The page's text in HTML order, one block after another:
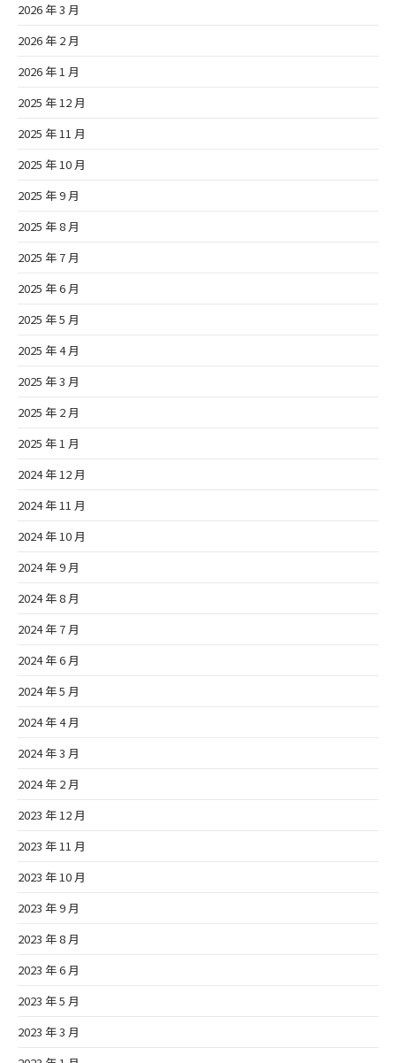
2026 年 3 月
2026 年 2 月
2026 年 1 月
2025 年 12 月
2025 年 11 月
2025 年 10 月
2025 年 9 月
2025 年 8 月
2025 年 7 月
2025 年 6 月
2025 年 5 月
2025 年 4 月
2025 年 3 月
2025 年 2 月
2025 年 1 月
2024 年 12 月
2024 年 11 月
2024 年 10 月
2024 年 9 月
2024 年 8 月
2024 年 7 月
2024 年 6 月
2024 年 5 月
2024 年 4 月
2024 年 3 月
2024 年 2 月
2023 年 12 月
2023 年 11 月
2023 年 10 月
2023 年 9 月
2023 年 8 月
2023 年 6 月
2023 年 5 月
2023 年 3 月